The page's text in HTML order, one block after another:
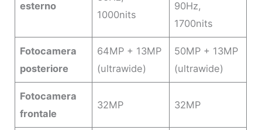
esterno
1000nits
90Hz,
1700nits
Fotocamera
posteriore
64MP + 13MP
(ultrawide)
50MP + 13MP
(ultrawide)
Fotocamera
frontale
32MP 32MP